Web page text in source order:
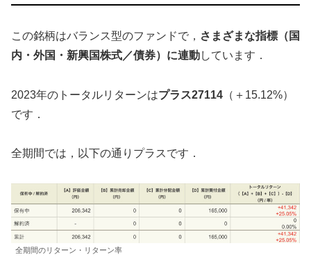
この銘柄はバランス型のファンドで， さまざまな指標（国
内・外国・新興国株式／債券）に連動しています．
2023年のトータルリターンはプラス27114 （＋15.12%）
です．
全期間では，以下の通りプラスです．
全期間のリターン・リターン率